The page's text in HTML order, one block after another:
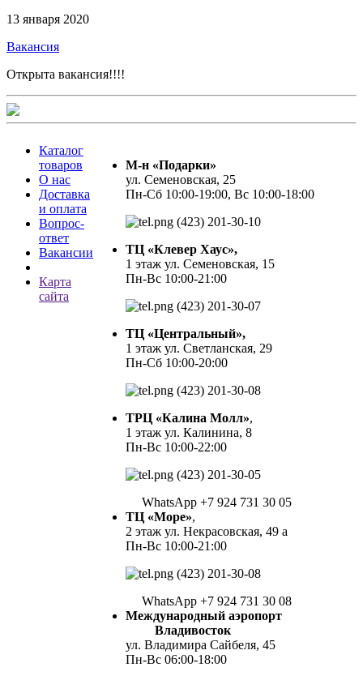
13 января 2020
Вакансия
Открыта вакансия!!!!
Каталог
товаров
О нас
Доставка
и оплата
Вопрос-
ответ
Вакансии
Карта
сайта
М-н «Подарки»
ул. Семеновская, 25
Пн-Сб 10:00-19:00, Вс 10:00-18:00
(423) 201-30-10
ТЦ «Клевер Хаус»,
1 этаж ул. Семеновская, 15
Пн-Вс 10:00-21:00
(423) 201-30-07
ТЦ «Центральный»,
1 этаж ул. Светланская, 29
Пн-Сб 10:00-20:00
(423) 201-30-08
ТРЦ «Калина Молл»,
1 этаж ул. Калинина, 8
Пн-Вс 10:00-22:00
(423) 201-30-05
WhatsApp +7 924 731 30 05
ТЦ «Море»,
2 этаж ул. Некрасовская, 49 а
Пн-Вс 10:00-21:00
(423) 201-30-08
WhatsApp +7 924 731 30 08
Международный аэропорт
Владивосток
ул. Владимира Сайбеля, 45
Пн-Вс 06:00-18:00